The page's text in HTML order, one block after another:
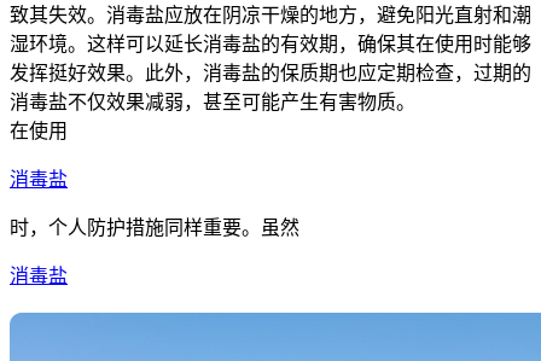
致其失效。消毒盐应放在阴凉干燥的地方，避免阳光直射和潮
湿环境。这样可以延长消毒盐的有效期，确保其在使用时能够
发挥挺好效果。此外，消毒盐的保质期也应定期检查，过期的
消毒盐不仅效果减弱，甚至可能产生有害物质。
在使用
消毒盐
时，个人防护措施同样重要。虽然
消毒盐